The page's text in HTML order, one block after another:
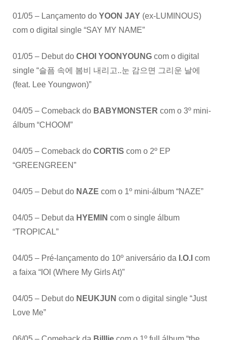
01/05 – Lançamento do YOON JAY (ex-LUMINOUS)
com o digital single “SAY MY NAME”
01/05 – Debut do CHOI YOONYOUNG com o digital
single “슬픔 속에 봄비 내리고..눈 감으면 그리운 날에
(feat. Lee Youngwon)”
04/05 – Comeback do BABYMONSTER com o 3º mini-
álbum “CHOOM”
04/05 – Comeback do CORTIS com o 2º EP
“GREENGREEN”
04/05 – Debut do NAZE com o 1º mini-álbum “NAZE”
04/05 – Debut da HYEMIN com o single álbum
“TROPICAL”
04/05 – Pré-lançamento do 10º aniversário da I.O.I com
a faixa “IOI (Where My Girls At)”
04/05 – Debut do NEUKJUN com o digital single “Just
Love Me”